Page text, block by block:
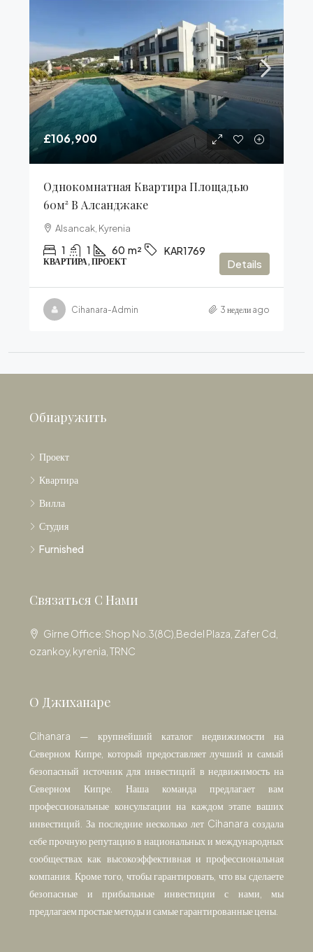
£106,900
Однокомнатная Квартира Площадью
60м² В Алсанджаке
Alsancak, Kyrenia
1 1 60 m² KAR1769
КВАРТИРА, ПРОЕКТ Details
Cihanara-Admin 3 недели ago
Обнаружить
Проект
Квартира
Вилла
Студия
Furnished
Связаться С Нами
Girne Office: Shop No.3(8C),Bedel Plaza, Zafer Cd,
ozankoy, kyrenia, TRNC
О Джиханаре
Cihanara — крупнейший каталог недвижимости на
Северном Кипре, который предоставляет лучший и самый
безопасный источник для инвестиций в недвижимость на
Северном Кипре. Наша команда предлагает вам
профессиональные консультации на каждом этапе ваших
инвестиций. За последние несколько лет Cihanara создала
себе прочную репутацию в национальных и международных
сообществах как высокоэффективная и профессиональная
компания. Кроме того, чтобы гарантировать, что вы сделаете
безопасные и прибыльные инвестиции с нами, мы
предлагаем простые методы и самые гарантированные цены.